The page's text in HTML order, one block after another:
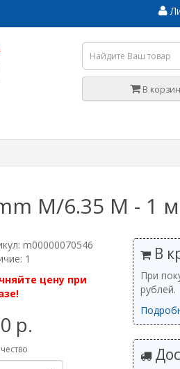
В
M/6.35 M - 1 м
m00000070546
1
цену при
р.
В
При
рублей.